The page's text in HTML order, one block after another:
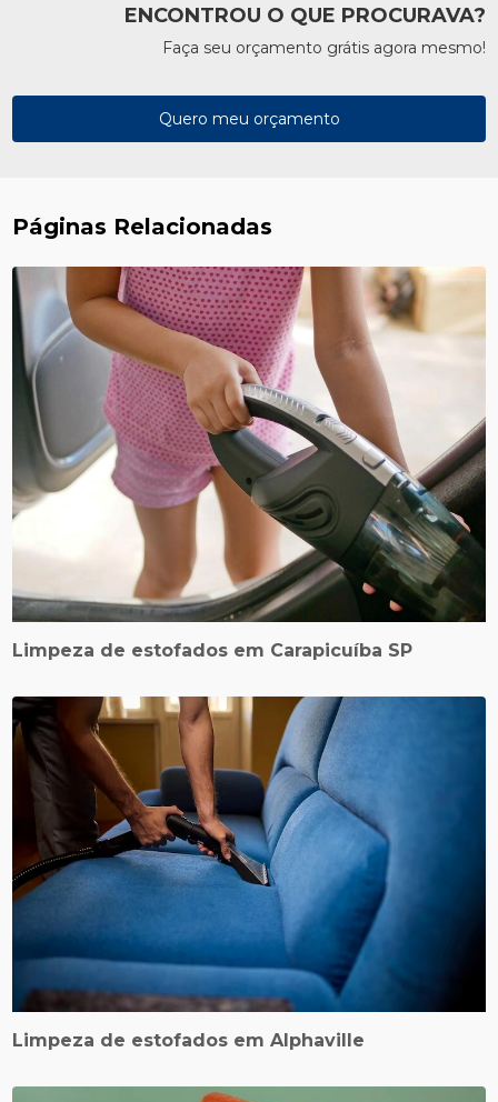
ENCONTROU O QUE PROCURAVA?
Faça seu orçamento grátis agora mesmo!
Quero meu orçamento
Páginas Relacionadas
Limpeza de estofados em Carapicuíba SP
Limpeza de estofados em Alphaville